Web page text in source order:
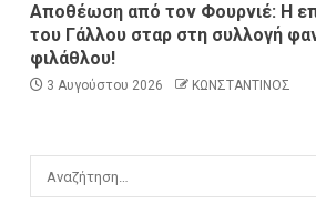
Αποθέωση από τον Φουρνιέ: Η
του Γάλλου σταρ στη συλλογή
φιλάθλου!
3 Αυγούστου 2026 ΚΩΝΣΤΑΝΤΙΝΟΣ